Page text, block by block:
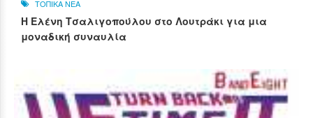
ΤΟΠΙΚΑ ΝΕΑ
Η Ελένη Τσαλιγοπούλου στο Λουτράκι για μια
μοναδική συναυλία